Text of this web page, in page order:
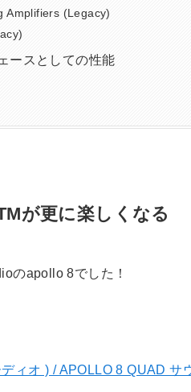
Amplifiers (Legacy)
ースとしての性能
が更に楽しくなる
のapollo 8でした！